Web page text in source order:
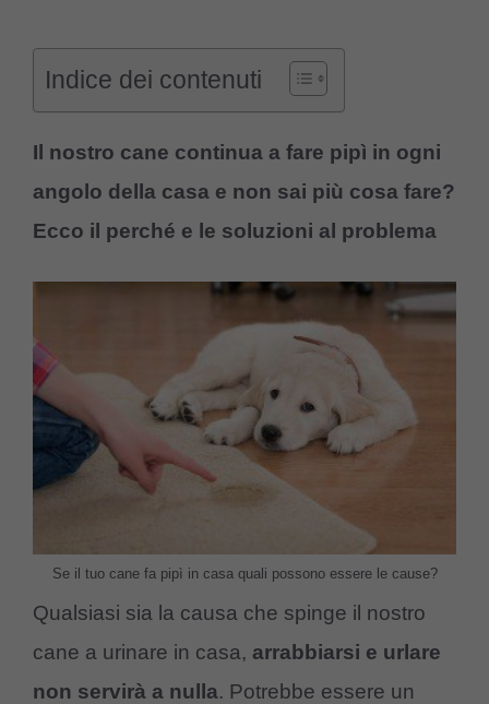
Indice dei contenuti
Il nostro cane continua a fare pipì in ogni
angolo della casa e non sai più cosa fare?
Ecco il perché e le soluzioni al problema
Se il tuo cane fa pipì in casa quali possono essere le cause?
Qualsiasi sia la causa che spinge il nostro
cane a urinare in casa, arrabbiarsi e urlare
non servirà a nulla. Potrebbe essere un